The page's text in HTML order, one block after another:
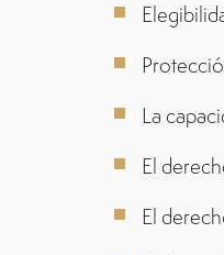
La
El
El